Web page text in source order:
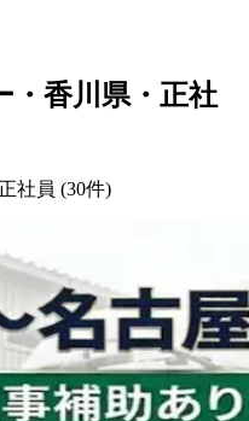
・香川県・正社
社員 (30件)